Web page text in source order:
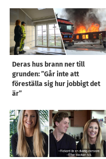
Deras hus brann ner till
grunden: ”Går inte att
föreställa sig hur jobbigt det
är”